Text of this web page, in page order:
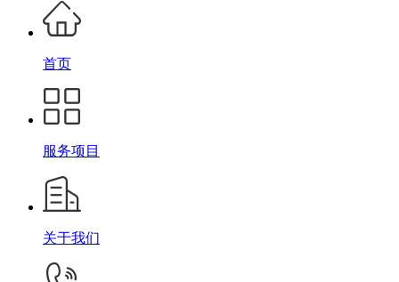
首页
服务项目
关于我们